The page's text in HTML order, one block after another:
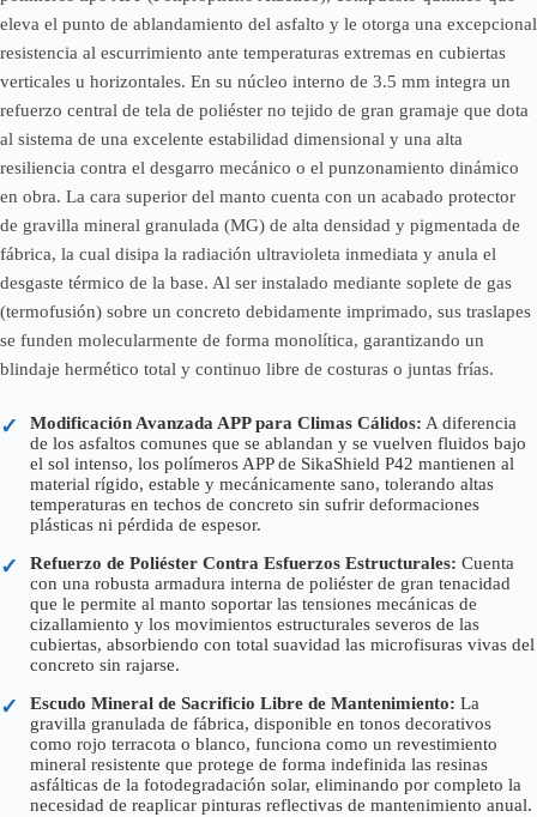
eleva el punto de ablandamiento del asfalto y le otorga una excepcional
resistencia al escurrimiento ante temperaturas extremas en cubiertas
verticales u horizontales. En su núcleo interno de 3.5 mm integra un
refuerzo central de tela de poliéster no tejido de gran gramaje que dota
al sistema de una excelente estabilidad dimensional y una alta
resiliencia contra el desgarro mecánico o el punzonamiento dinámico
en obra. La cara superior del manto cuenta con un acabado protector
de gravilla mineral granulada (MG) de alta densidad y pigmentada de
fábrica, la cual disipa la radiación ultravioleta inmediata y anula el
desgaste térmico de la base. Al ser instalado mediante soplete de gas
(termofusión) sobre un concreto debidamente imprimado, sus traslapes
se funden molecularmente de forma monolítica, garantizando un
blindaje hermético total y continuo libre de costuras o juntas frías.
✓ Modificación Avanzada APP para Climas Cálidos: A diferencia
de los asfaltos comunes que se ablandan y se vuelven fluidos bajo
el sol intenso, los polímeros APP de SikaShield P42 mantienen al
material rígido, estable y mecánicamente sano, tolerando altas
temperaturas en techos de concreto sin sufrir deformaciones
plásticas ni pérdida de espesor.
✓ Refuerzo de Poliéster Contra Esfuerzos Estructurales: Cuenta
con una robusta armadura interna de poliéster de gran tenacidad
que le permite al manto soportar las tensiones mecánicas de
cizallamiento y los movimientos estructurales severos de las
cubiertas, absorbiendo con total suavidad las microfisuras vivas del
concreto sin rajarse.
✓ Escudo Mineral de Sacrificio Libre de Mantenimiento: La
gravilla granulada de fábrica, disponible en tonos decorativos
como rojo terracota o blanco, funciona como un revestimiento
mineral resistente que protege de forma indefinida las resinas
asfálticas de la fotodegradación solar, eliminando por completo la
necesidad de reaplicar pinturas reflectivas de mantenimiento anual.